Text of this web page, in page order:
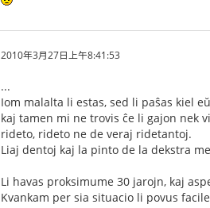
2010年3月27日上午8:41:53
...
Iom malalta li estas, sed li paŝas kiel
kaj tamen mi ne trovis ĉe li gajon nek
rideto, rideto ne de veraj ridetantoj.
Liaj dentoj kaj la pinto de la dekstra
Li havas proksimume 30 jarojn, kaj
Kvankam per sia situacio li povus